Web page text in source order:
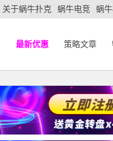
关于蜗牛扑克 蜗牛电竞 蜗
最新优惠 策略文章